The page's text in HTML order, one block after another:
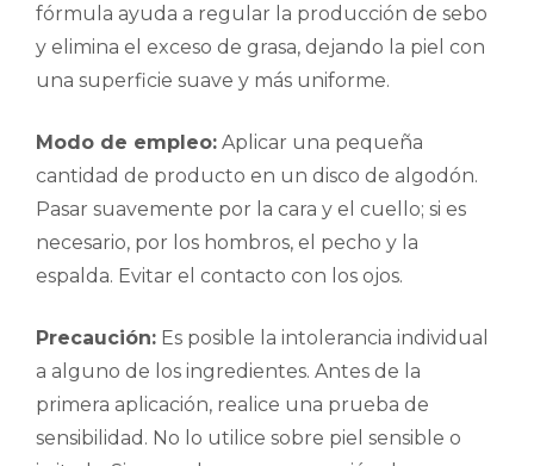
fórmula ayuda a regular la producción de sebo
y elimina el exceso de grasa, dejando la piel con
una superficie suave y más uniforme.
Modo de empleo: Aplicar una pequeña
cantidad de producto en un disco de algodón.
Pasar suavemente por la cara y el cuello; si es
necesario, por los hombros, el pecho y la
espalda. Evitar el contacto con los ojos.
Precaución: Es posible la intolerancia individual
a alguno de los ingredientes. Antes de la
primera aplicación, realice una prueba de
sensibilidad. No lo utilice sobre piel sensible o